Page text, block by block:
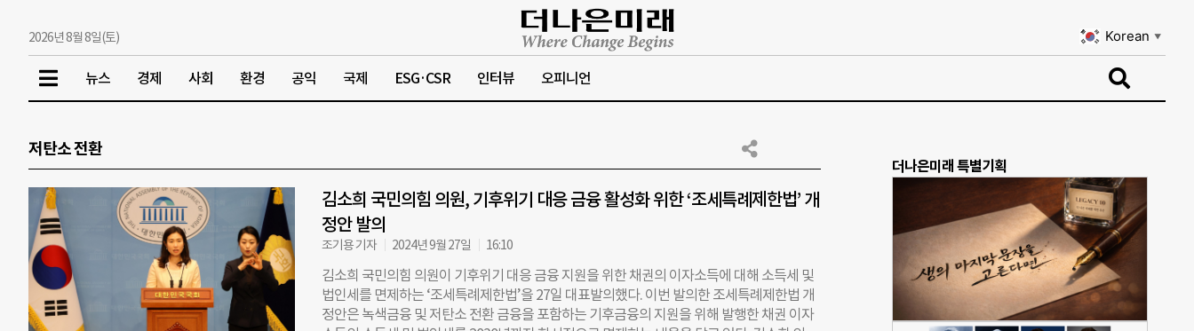
2026년 8월 8일(토) Korean ▼
뉴스 경제 사회 환경 공익 국제 ESG·CSR 인터뷰 오피니언
저탄소 전환
김소희 국민의힘 의원, 기후위기 대응 금융 활성화 위한 ‘조세특례제한법’ 개
정안 발의
조기용 기자 2024년 9월 27일 16:10
김소희 국민의힘 의원이 기후위기 대응 금융 지원을 위한 채권의 이자소득에 대해 소득세 및
법인세를 면제하는 ‘조세특례제한법’을 27일 대표발의했다. 이번 발의한 조세특례제한법 개
정안은 녹색금융 및 저탄소 전환 금융을 포함하는 기후금융의 지원을 위해 발행한 채권 이자
더나은미래 특별기획